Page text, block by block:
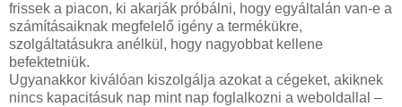
frissek a piacon, ki akarják próbálni, hogy egyáltalán van-e a
számításaiknak megfelelő igény a termékükre,
szolgáltatásukra anélkül, hogy nagyobbat kellene
befektetniük.
Ugyanakkor kiválóan kiszolgálja azokat a cégeket, akiknek
nincs kapacitásuk nap mint nap foglalkozni a weboldallal –